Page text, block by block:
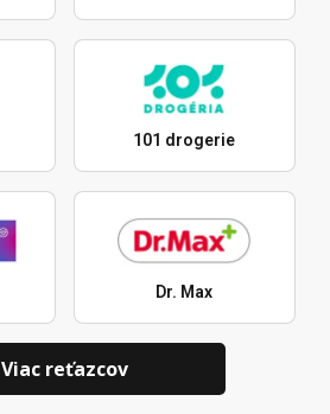
101 drogerie
Dr. Max
Viac reťazcov